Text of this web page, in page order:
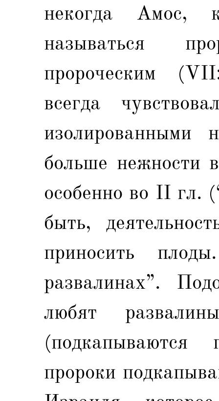
некогда Амос,
называться
пророческим
всегда
изолированными
больше нежности
особенно во II гл.
быть,
приносить
развалинах”.
любят
пророки